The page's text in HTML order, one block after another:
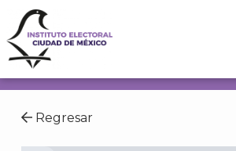
Regresar